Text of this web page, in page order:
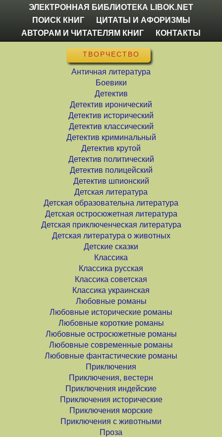
ЭЛЕКТРОННАЯ БИБЛИОТЕКА LIBOK.NET
ПОИСК КНИГ
ЦИТАТЫ И АФОРИЗМЫ
АВТОРАМ И ЧИТАТЕЛЯМ КНИГ
КОНТАКТЫ
ТВОРЧЕСТВО
Античная литература
Боевики
Детектив
Детектив иронический
Детектив исторический
Детектив классический
Детектив криминальный
Детектив крутой
Детектив политический
Детектив полицейский
Детектив шпионский
Детская литература
Детская образовательна литература
Детская остросюжетная литература
Детская приключенческая литература
Детская литература о животных
Детские сказки
Классика
Классика русская
Классика советская
Классика украинская
Любовные романы
Любовные исторические романы
Любовные короткие романы
Любовные остросюжетные романы
Любовные современные романы
Любовные фантастические романы
Приключения
Приключения, вестерн
Приключения индейские
Приключения исторические
Приключения морские
Приключения с животными
Проза